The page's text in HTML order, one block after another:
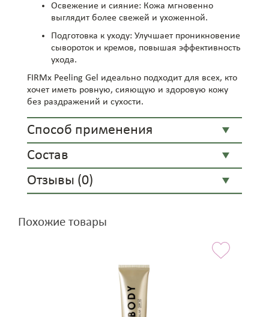
Освежение и сияние: Кожа мгновенно
выглядит более свежей и ухоженной.
Подготовка к уходу: Улучшает проникновение
сывороток и кремов, повышая эффективность
ухода.
FIRMx Peeling Gel идеально подходит для всех, кто
хочет иметь ровную, сияющую и здоровую кожу
без раздражений и сухости.
Способ применения
Состав
Отзывы (0)
Похожие товары